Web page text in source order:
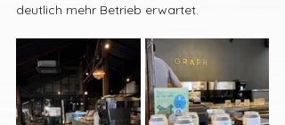
deutlich mehr Betrieb erwartet.